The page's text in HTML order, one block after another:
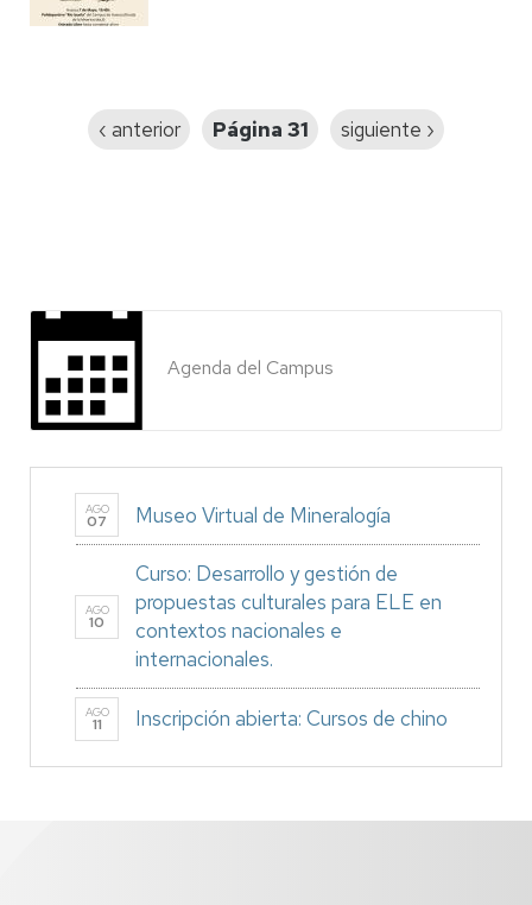
Página
‹ anterior Página 31
Siguiente
siguiente ›
Agenda del Campus
AGO
07 Museo Virtual de Mineralogía
AGO
10
Curso: Desarrollo y gestión de
propuestas culturales para ELE en
contextos nacionales e
internacionales.
AGO
11 Inscripción abierta: Cursos de chino